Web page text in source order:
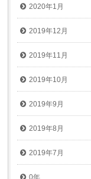
2020年1月
2019年12月
2019年11月
2019年10月
2019年9月
2019年8月
2019年7月
0年